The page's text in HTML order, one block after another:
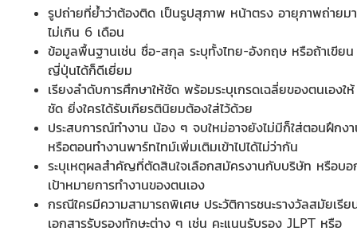
รูปถ่ายที่ย้ำว่าต้องติด เป็นรูปสุภาพ หน้าตรง อายุภาพถ่ายมา
ไม่เกิน 6 เดือน
ข้อมูลพื้นฐานเช่น ชื่อ-สกุล ระบุทั้งไทย-อังกฤษ หรือถ้าเขียน
ญี่ปุ่นได้ก็ดีเยี่ยม
เรียงลำดับการศึกษาให้ชัด พร้อมระบุเกรดเฉลี่ยของตนเองให้
ชัด ยิ่งใครได้รับเกียรตินิยมต้องใส่ไว้ด้วย
ประสบการณ์ทำงาน น้อง ๆ จบใหม่อาจยังไม่มีก็ใส่ตอนฝึกง
หรือตอนทำงานพาร์ทไทม์เพิ่มเติมเข้าไปได้ไม่ว่ากัน
ระบุเหตุผลสำคัญที่ตัดสินใจเลือกสมัครงานกับบริษัท หรือบอ
เป้าหมายการทำงานของตนเอง
กรณีใครมีความสามารถพิเศษ ประวัติการชนะรางวัลสมัยเรีย
เอกสารรับรองทักษะต่าง ๆ เช่น คะแนนรับรอง JLPT หรือ